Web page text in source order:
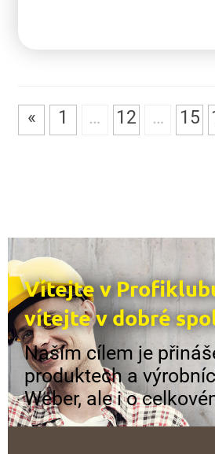
« 1 … 12 … 15
Vítejte v
vítejte v dobré
Naším cílem je
produktech a
Weber, ale i o